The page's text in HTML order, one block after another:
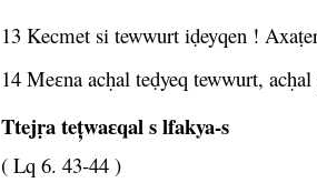
13 Kecmet si tewwurt iḍeyqen !
14 Meɛna acḥal teḍyeq tewwurt,
Ttejṛa tețwaɛqal s lfakya-s
( Lq 6. 43-44 )